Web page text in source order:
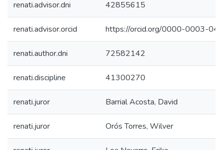
renati.advisor.dni 42855615
renati.advisor.orcid https://orcid.org/0000-0003-
renati.author.dni 72582142
renati.discipline 41300270
renati.juror Barrial Acosta, David
renati.juror Orós Torres, Wilver